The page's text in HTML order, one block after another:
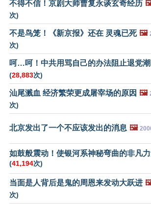
不得不信！京剧大师曹复永谈玄奇经历
次)
不是鸟笼！《新京报》还在 灵魂已死 🖼️
次)
呵…呵！中共用骂自己的办法阻止退党潮
(28,883次)
汕尾溅血 经济繁荣更成屠宰场的原因 🖼️
次)
北京发出了一个不应该发出的消息 🖼️
如鼓般震动！使银河系神秘弯曲的非凡
(41,194次)
当面是人背后是鬼的周恩来发动大跃进
次)